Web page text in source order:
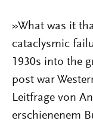
»What was it
cataclysmic
1930s into the
post war
Leitfrage von
erschienenem